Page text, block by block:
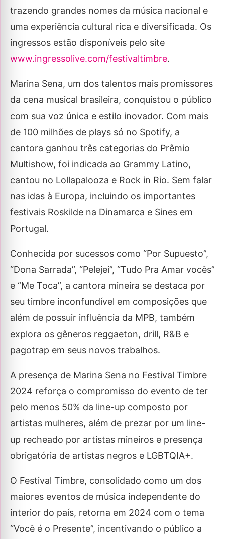
trazendo grandes nomes da música nacional e
uma experiência cultural rica e diversificada. Os
ingressos estão disponíveis pelo site
www.ingressolive.com/festivaltimbre.
Marina Sena, um dos talentos mais promissores
da cena musical brasileira, conquistou o público
com sua voz única e estilo inovador. Com mais
de 100 milhões de plays só no Spotify, a
cantora ganhou três categorias do Prêmio
Multishow, foi indicada ao Grammy Latino,
cantou no Lollapalooza e Rock in Rio. Sem falar
nas idas à Europa, incluindo os importantes
festivais Roskilde na Dinamarca e Sines em
Portugal.
Conhecida por sucessos como “Por Supuesto”,
“Dona Sarrada”, “Pelejei”, “Tudo Pra Amar vocês”
e “Me Toca”, a cantora mineira se destaca por
seu timbre inconfundível em composições que
além de possuir influência da MPB, também
explora os gêneros reggaeton, drill, R&B e
pagotrap em seus novos trabalhos.
A presença de Marina Sena no Festival Timbre
2024 reforça o compromisso do evento de ter
pelo menos 50% da line-up composto por
artistas mulheres, além de prezar por um line-
up recheado por artistas mineiros e presença
obrigatória de artistas negros e LGBTQIA+.
O Festival Timbre, consolidado como um dos
maiores eventos de música independente do
interior do país, retorna em 2024 com o tema
“Você é o Presente”, incentivando o público a